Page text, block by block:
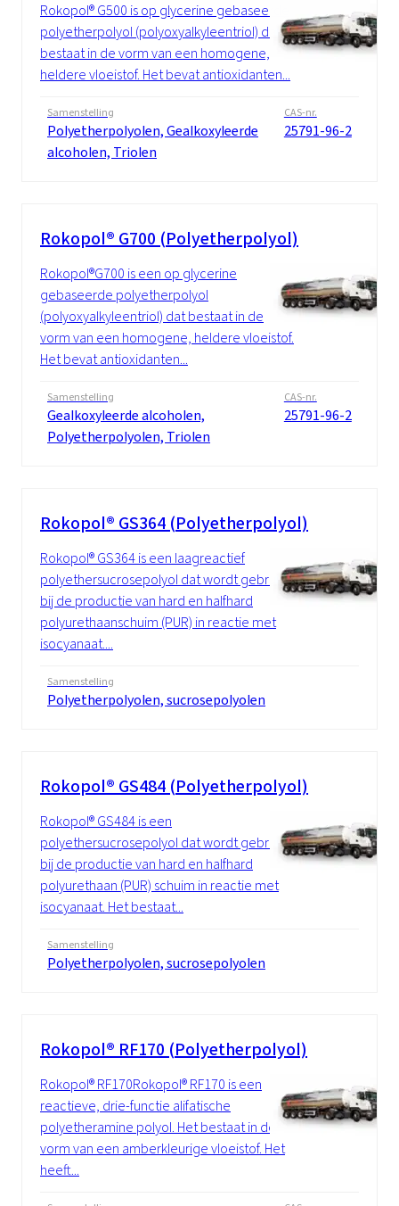
Rokopol® G500 is op glycerine gebaseerde
polyetherpolyol (polyoxyalkyleentriol) dat
bestaat in de vorm van een homogene,
heldere vloeistof. Het bevat antioxidanten...
Samenstelling
Polyetherpolyolen, Gealkoxyleerde
alcoholen, Triolen
CAS-nr.
25791-96-2
Rokopol® G700 (Polyetherpolyol)
Rokopol®G700 is een op glycerine
gebaseerde polyetherpolyol
(polyoxyalkyleentriol) dat bestaat in de
vorm van een homogene, heldere vloeistof.
Het bevat antioxidanten...
Samenstelling
Gealkoxyleerde alcoholen,
Polyetherpolyolen, Triolen
CAS-nr.
25791-96-2
Rokopol® GS364 (Polyetherpolyol)
Rokopol® GS364 is een laagreactief
polyethersucrosepolyol dat wordt gebruikt
bij de productie van hard en halfhard
polyurethaanschuim (PUR) in reactie met
isocyanaat....
Samenstelling
Polyetherpolyolen, sucrosepolyolen
Rokopol® GS484 (Polyetherpolyol)
Rokopol® GS484 is een
polyethersucrosepolyol dat wordt gebruikt
bij de productie van hard en halfhard
polyurethaan (PUR) schuim in reactie met
isocyanaat. Het bestaat...
Samenstelling
Polyetherpolyolen, sucrosepolyolen
Rokopol® RF170 (Polyetherpolyol)
Rokopol® RF170Rokopol® RF170 is een
reactieve, drie-functie alifatische
polyetheramine polyol. Het bestaat in de
vorm van een amberkleurige vloeistof. Het
heeft...